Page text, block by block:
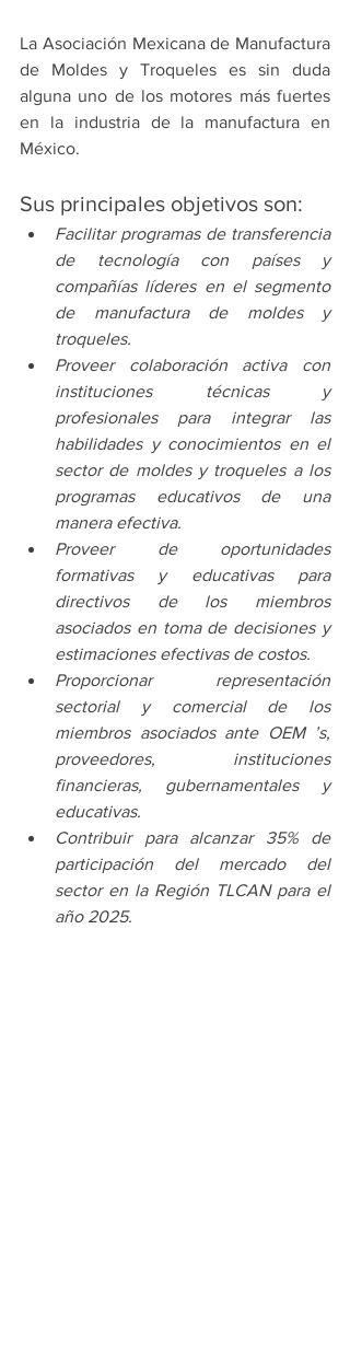
La Asociación Mexicana de Manufactura
de Moldes y Troqueles es sin duda
alguna uno de los motores más fuertes
en la industria de la manufactura en
México.
Sus principales objetivos son:
​Facilitar programas de transferencia
de tecnología con países y
compañías líderes en el segmento
de manufactura de moldes y
troqueles.
​Proveer colaboración activa con
instituciones técnicas y
profesionales para integrar las
habilidades y conocimientos en el
sector de moldes y troqueles a los
programas educativos de una
manera efectiva.
Proveer de oportunidades
formativas y educativas para
directivos de los miembros
asociados en toma de decisiones y
estimaciones efectivas de costos.
Proporcionar representación
sectorial y comercial de los
miembros asociados ante OEM ’s,
proveedores, instituciones
financieras, gubernamentales y
educativas.
Contribuir para alcanzar 35% de
participación del mercado del
sector en la Región TLCAN para el
año 2025.